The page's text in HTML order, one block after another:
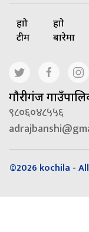
हाम्रो
टीम
हाम्रो
बारेमा
गाैरीगंज
९८०६०४८५५६
©2026 kochila - All